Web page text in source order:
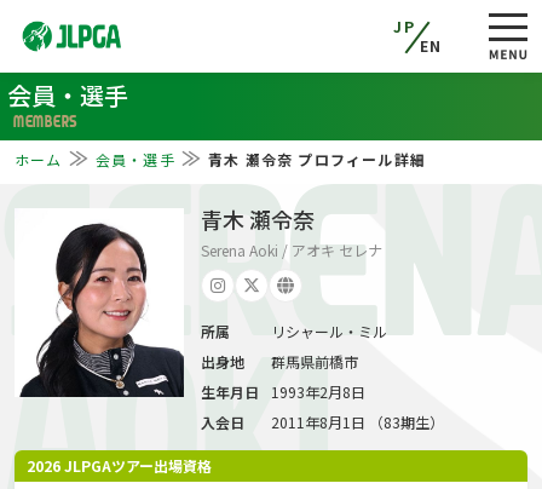
JP
EN
会員・選手
MEMBERS
ホーム 会員・選手 青木 瀬令奈 プロフィール詳細
AOKI
青木 瀬令奈
Serena Aoki / アオキ セレナ
2026 JLPGAツアー出場資格
所属
リシャール・ミル
出身地
群馬県前橋市
生年月日
1993年2月8日
入会日
2011年8月1日 （83期生）